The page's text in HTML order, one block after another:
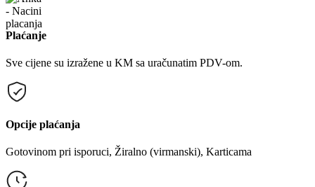
Plaćanje
Sve cijene su izražene u KM sa uračunatim PDV-om.
Opcije plaćanja
Gotovinom pri isporuci, Žiralno (virmanski), Karticama